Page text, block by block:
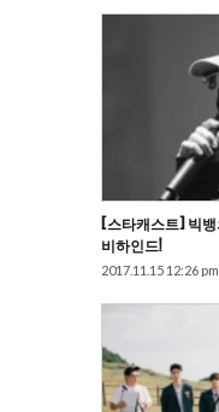
[스타캐스트] 빅뱅
비하인드!
2017.11.15 12:26 pm